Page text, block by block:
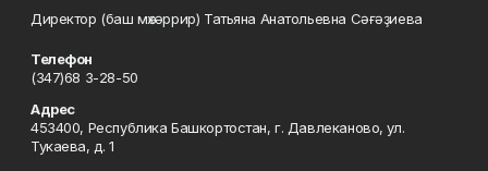
Директор (баш мөхәррир) Татьяна Анатольевна Сәғәҙиева
Телефон
(347)68 3-28-50
Адрес
453400, Республика Башкортостан, г. Давлеканово, ул.
Тукаева, д. 1